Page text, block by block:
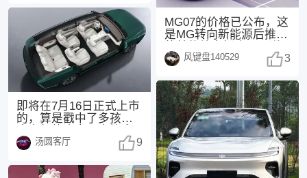
即将在7月16日正式上市
的，算是戳中了多孩家
下“同级座椅堆料
汤圆客厅 9
MG07的价格已公布，这
是MG转向新能源后推出
其他，紫色外观
风键盘140529 3